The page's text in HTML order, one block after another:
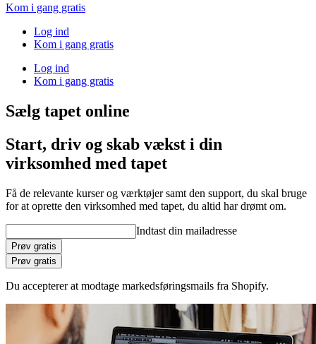
Kom i gang gratis
Log ind
Kom i gang gratis
Log ind
Kom i gang gratis
Sælg tapet online
Start, driv og skab vækst i din
virksomhed med tapet
Få de relevante kurser og værktøjer samt den support, du skal bruge
for at oprette den virksomhed med tapet, du altid har drømt om.
Indtast din mailadresse
Prøv gratis
Prøv gratis
Du accepterer at modtage markedsføringsmails fra Shopify.